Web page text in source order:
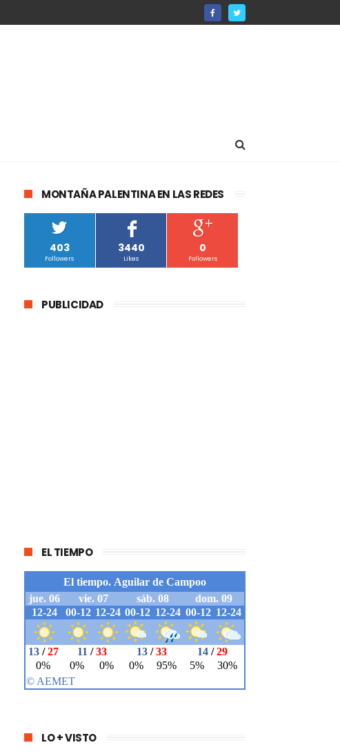
MONTAÑA PALENTINA EN LAS REDES
403
Followers
3440
Likes
0
Followers
PUBLICIDAD
EL TIEMPO
LO + VISTO